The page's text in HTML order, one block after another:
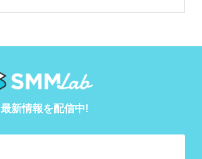
最新情報を配信中!